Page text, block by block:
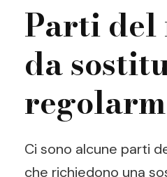
Parti del
da
Ci sono alcune parti
che richiedono una